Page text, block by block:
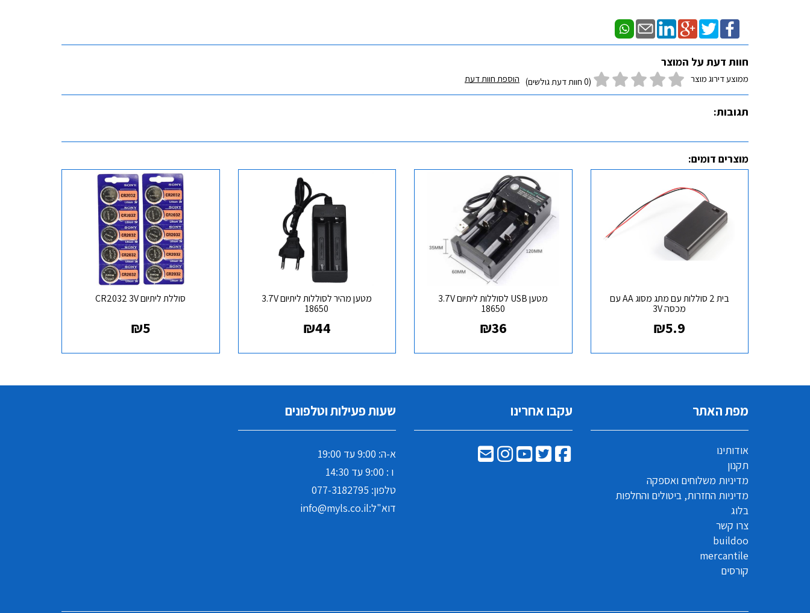
חוות דעת על המוצר
ממוצע דירוג מוצר (0 חוות דעת גולשים) הוספת חוות דעת
תגובות:
מוצרים דומים:
בית 2 סוללות עם מתג מסוג AA עם
מכסה 3V
₪5.9
מטען USB לסוללות ליתיום 3.7V
18650
₪36
מטען מהיר לסוללות ליתיום 3.7V
18650
₪44
סוללת ליתיום CR2032 3V
₪5
מפת האתר
אודותינו
תקנון
מדיניות משלוחים ואספקה
מדיניות החזרות, ביטולים והחלפות
בלוג
צרו קשר
buildoo
mercantile
קורסים
עקבו אחרינו שעות פעילות וטלפונים
א-ה: 9:00 עד 19:00
ו : 9:00 עד 14:30
טלפון: 077-3182795
דוא"ל:info@myls.co.il